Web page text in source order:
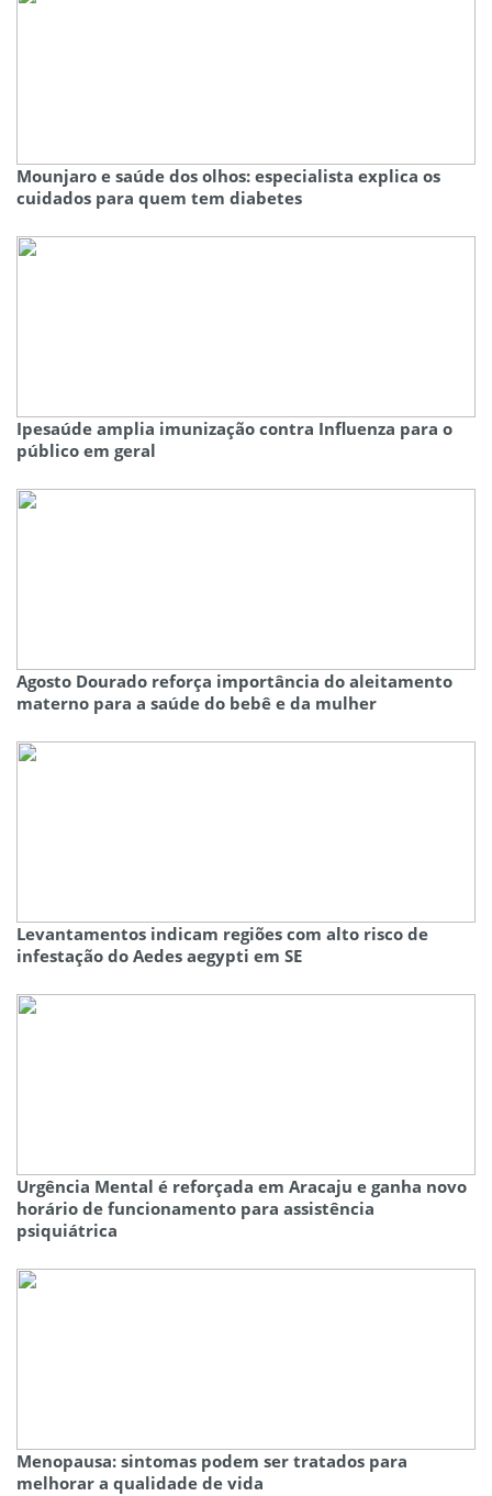
Mounjaro e saúde dos olhos: especialista explica os
cuidados para quem tem diabetes
Ipesaúde amplia imunização contra Influenza para o
público em geral
Agosto Dourado reforça importância do aleitamento
materno para a saúde do bebê e da mulher
Levantamentos indicam regiões com alto risco de
infestação do Aedes aegypti em SE
Urgência Mental é reforçada em Aracaju e ganha novo
horário de funcionamento para assistência
psiquiátrica
Menopausa: sintomas podem ser tratados para
melhorar a qualidade de vida